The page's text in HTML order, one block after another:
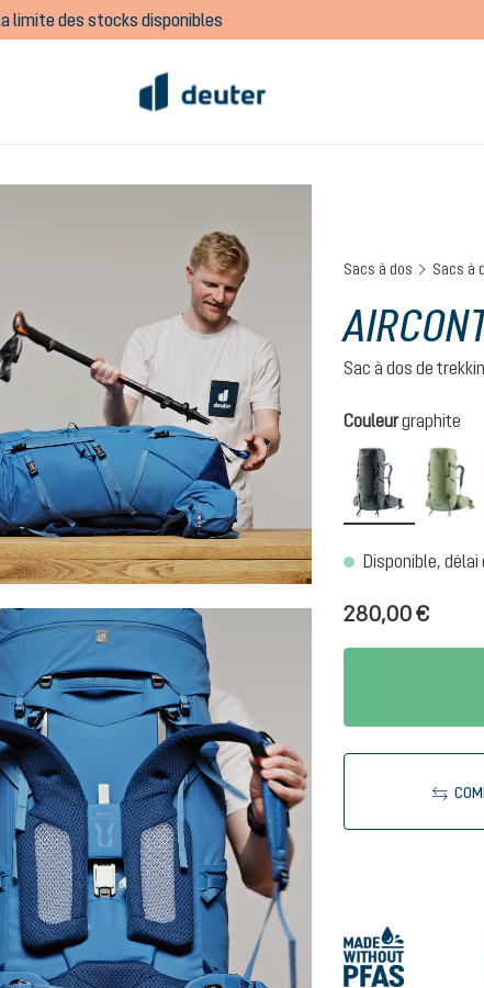
limite des stocks disponibles
Sacs à dos Sacs à
Sac à dos de
Sélectionnez
Couleurgraphite
graphite
Disponible,
280,00 €